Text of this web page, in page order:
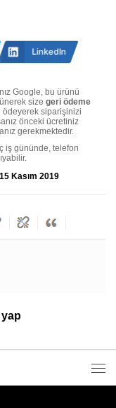
LinkedIn
Google, bu ürünü
size geri ödeme
ödeyerek siparişinizi
önceki ücretiniz
gerekmektedir.
iş gününde, telefon
15 Kasım 2019